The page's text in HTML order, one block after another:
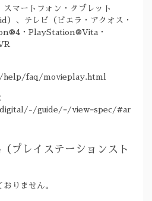
マートフォン・タブレット
）、テレビ（ビエラ・アクオス・
・PlayStation®Vita・
faq/movieplay.html
guide/=/view=spec/#ar
プレイステーションスト
りません。